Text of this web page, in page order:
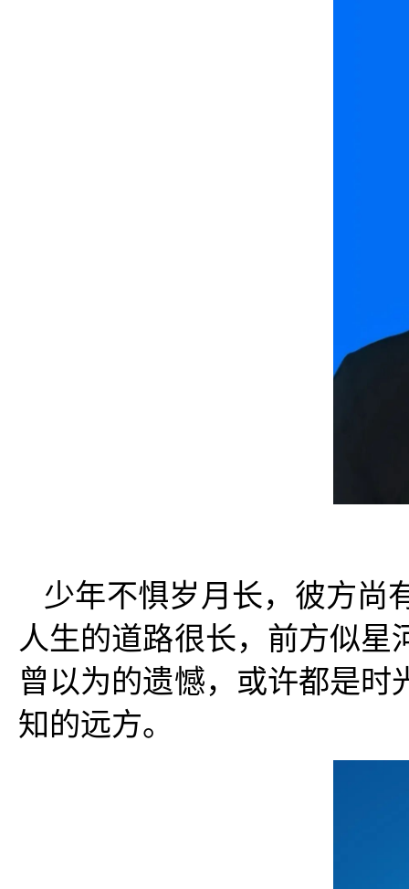
少年不惧岁月长，彼方尚
人生的道路很长，前方似
曾以为的遗憾，或许都是
知的远方。